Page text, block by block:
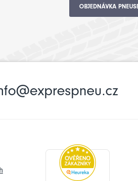
OBJEDNÁVKA